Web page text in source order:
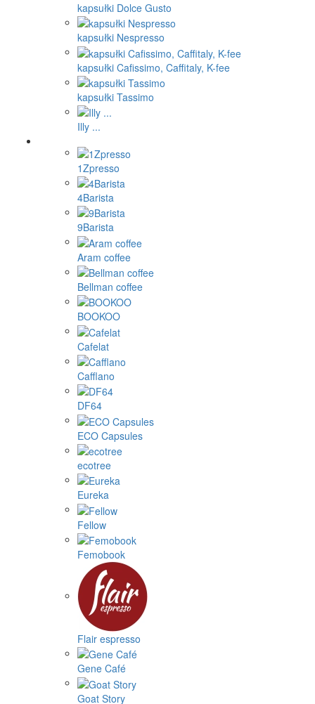
kapsułki Dolce Gusto
kapsułki Nespresso
kapsułki Cafissimo, Caffitaly, K-fee
kapsułki Tassimo
Illy ...
1Zpresso
4Barista
9Barista
Aram coffee
Bellman coffee
BOOKOO
Cafelat
Cafflano
DF64
ECO Capsules
ecotree
Eureka
Fellow
Femobook
Flair espresso
Gene Café
Goat Story